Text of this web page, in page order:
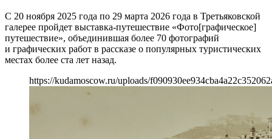
С 20 ноября 2025 года по 29 марта 2026 года в Третьяковской
галерее пройдет выставка-путешествие «Фото[графическое]
путешествие», объединившая более 70 фотографий
и графических работ в рассказе о популярных туристических
местах более ста лет назад.
https://kudamoscow.ru/uploads/